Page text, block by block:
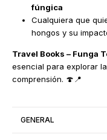
fúngica
Cualquiera que
hongos y su
Travel Books – Funga
esencial para explorar
comprensión. 🍄📍
GENERAL